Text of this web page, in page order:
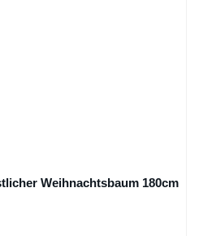
Weihnachtsbaum 180cm